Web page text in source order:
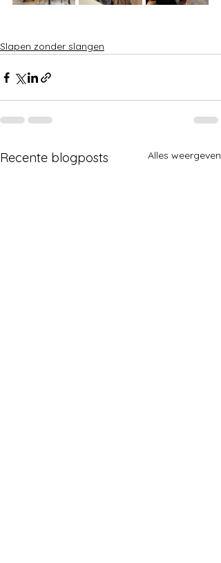
Slapen zonder slangen
Recente blogposts Alles weergeven